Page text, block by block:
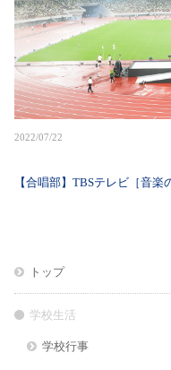
2022/07/22
【合唱部】TBSテレビ［音楽
トップ
学校生活
学校行事